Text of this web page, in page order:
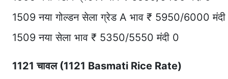
1509 नया गोल्डन सेला ग्रेड A भाव ₹ 5950/6000
1509 नया सेला भाव ₹ 5350/5550 मंदी 0
1121 चावल (1121 Basmati Rice Rate)